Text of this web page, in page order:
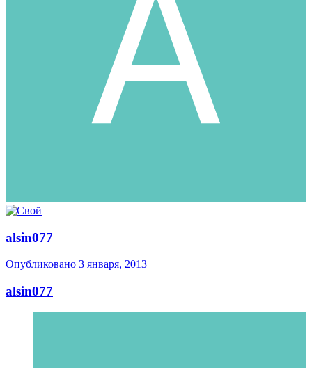
alsin077
Опубликовано 3 января, 2013
alsin077